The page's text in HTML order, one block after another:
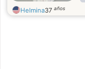
Helmina37 años